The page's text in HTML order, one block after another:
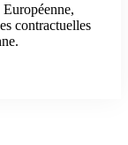
contractuelles